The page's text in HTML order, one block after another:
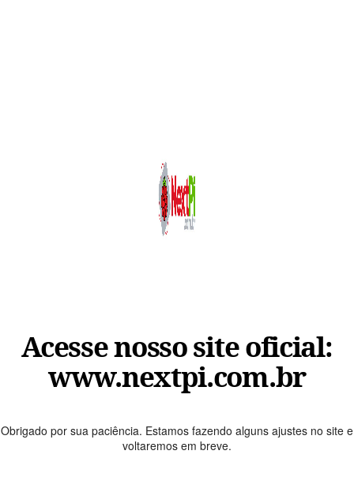
Acesse nosso site oficial:
www.nextpi.com.br
Obrigado por sua paciência. Estamos fazendo alguns ajustes no site e
voltaremos em breve.